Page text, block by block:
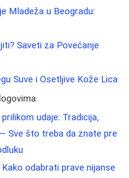
Mladeža u Beogradu:
Saveti za Povećanje
Suve i Osetljive Kože Lica
udaje: Tradicija,
Sve što treba da znate pre
odabrati prave nijanse